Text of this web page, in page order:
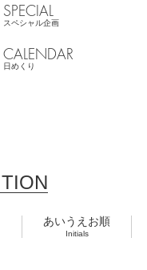
SPECIAL
スペシャル企画
CALENDAR
日めくり
あいうえお順
Initials